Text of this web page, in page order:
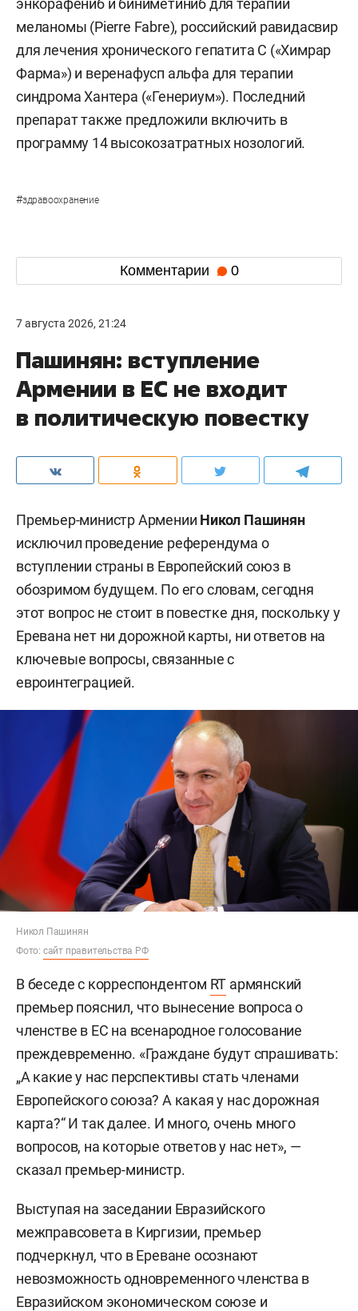
меланомы (Pierre Fabre), российский равидасвир
для лечения хронического гепатита С («Химрар
Фарма») и веренафусп альфа для терапии
синдрома Хантера («Генериум»). Последний
препарат также предложили включить в
программу 14 высокозатратных нозологий.
#здравоохранение
Комментарии 0
7 августа 2026, 21:24
Пашинян: вступление
Армении в ЕС не входит
в политическую повестку
Премьер-министр Армении Никол Пашинян
исключил проведение референдума о
вступлении страны в Европейский союз в
обозримом будущем. По его словам, сегодня
этот вопрос не стоит в повестке дня, поскольку у
Еревана нет ни дорожной карты, ни ответов на
ключевые вопросы, связанные с
евроинтеграцией.
Никол Пашинян
Фото: сайт правительства РФ
В беседе с корреспондентом RT армянский
премьер пояснил, что вынесение вопроса о
членстве в ЕС на всенародное голосование
преждевременно. «Граждане будут спрашивать:
„А какие у нас перспективы стать членами
Европейского союза? А какая у нас дорожная
карта?“ И так далее. И много, очень много
вопросов, на которые ответов у нас нет», —
сказал премьер-министр.
Выступая на заседании Евразийского
межправсовета в Киргизии, премьер
подчеркнул, что в Ереване осознают
невозможность одновременного членства в
Евразийском экономическом союзе и